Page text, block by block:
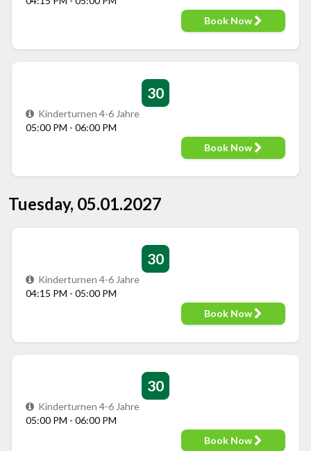
Book Now
30
Kinderturnen 4-6 Jahre
05:00 PM - 06:00 PM
Book Now
Tuesday, 05.01.2027
30
Kinderturnen 4-6 Jahre
04:15 PM - 05:00 PM
Book Now
30
Kinderturnen 4-6 Jahre
05:00 PM - 06:00 PM
Book Now